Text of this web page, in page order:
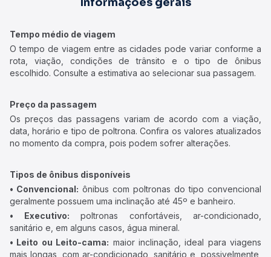
Tempo médio de viagem
O tempo de viagem entre as cidades pode variar conforme a
rota, viação, condições de trânsito e o tipo de ônibus
escolhido. Consulte a estimativa ao selecionar sua passagem.
Preço da passagem
Os preços das passagens variam de acordo com a viação,
data, horário e tipo de poltrona. Confira os valores atualizados
no momento da compra, pois podem sofrer alterações.
Tipos de ônibus disponíveis
• Convencional: ônibus com poltronas do tipo convencional
geralmente possuem uma inclinação até 45º e banheiro.
• Executivo: poltronas confortáveis, ar-condicionado,
sanitário e, em alguns casos, água mineral.
• Leito ou Leito-cama: maior inclinação, ideal para viagens
mais longas, com ar-condicionado, sanitário e, possivelmente,